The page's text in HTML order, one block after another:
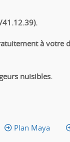
41.12.39).
à votre
nuisibles.
Plan Maya